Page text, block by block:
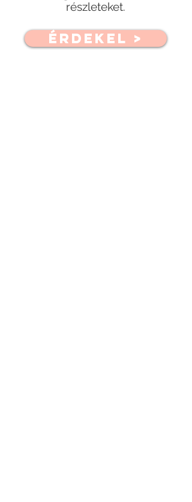
részleteket.
érdekel >